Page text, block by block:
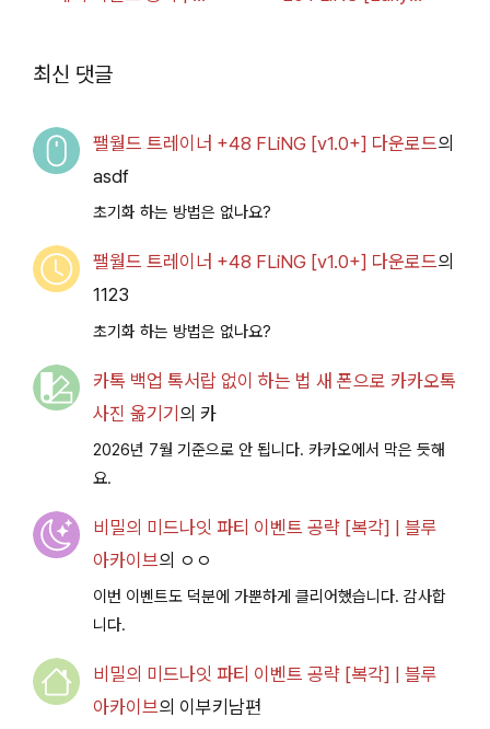
최신 댓글
팰월드 트레이너 +48 FLiNG [v1.0+] 다운로드의
asdf
초기화 하는 방법은 없나요?
팰월드 트레이너 +48 FLiNG [v1.0+] 다운로드의
1123
초기화 하는 방법은 없나요?
카톡 백업 톡서랍 없이 하는 법 새 폰으로 카카오톡
사진 옮기기 의 카
2026년 7월 기준으로 안 됩니다. 카카오에서 막은 듯해
요.
비밀의 미드나잇 파티 이벤트 공략 [복각] | 블루
아카이브의 ㅇㅇ
이번 이벤트도 덕분에 가뿐하게 클리어했습니다. 감사합
니다.
비밀의 미드나잇 파티 이벤트 공략 [복각] | 블루
아카이브의 이부키남편